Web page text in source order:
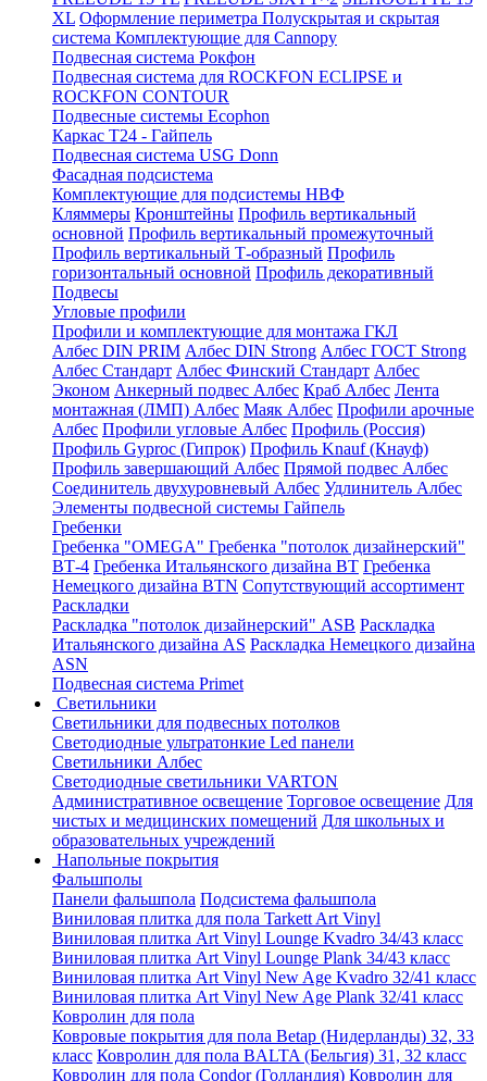
XL Оформление периметра Полускрытая и скрытая
система Комплектующие для Cannopy
Подвесная система Рокфон
Подвесная система для ROCKFON ECLIPSE и
ROCKFON CONTOUR
Подвесные системы Ecophon
Каркас Т24 - Гайпель
Подвесная система USG Donn
Фасадная подсистема
Комплектующие для подсистемы НВФ
Кляммеры Кронштейны Профиль вертикальный
основной Профиль вертикальный промежуточный
Профиль вертикальный Т-образный Профиль
горизонтальный основной Профиль декоративный
Подвесы
Угловые профили
Профили и комплектующие для монтажа ГКЛ
Албес DIN PRIM Албес DIN Strong Албес ГОСТ Strong
Албес Стандарт Албес Финский Стандарт Албес
Эконом Анкерный подвес Албес Краб Албес Лента
монтажная (ЛМП) Албес Маяк Албес Профили арочные
Албес Профили угловые Албес Профиль (Россия)
Профиль Gyproc (Гипрок) Профиль Knauf (Кнауф)
Профиль завершающий Албес Прямой подвес Албес
Соединитель двухуровневый Албес Удлинитель Албес
Элементы подвесной системы Гайпель
Гребенки
Гребенка "OMEGA" Гребенка "потолок дизайнерский"
ВТ-4 Гребенка Итальянского дизайна BT Гребенка
Немецкого дизайна ВТN Сопутствующий ассортимент
Раскладки
Раскладка "потолок дизайнерский" ASB Раскладка
Итальянского дизайна AS Раскладка Немецкого дизайна
АSN
Подвесная система Primet
Светильники
Светильники для подвесных потолков
Светодиодные ультратонкие Led панели
Светильники Албес
Светодиодные светильники VARTON
Административное освещение Торговое освещение Для
чистых и медицинских помещений Для школьных и
образовательных учреждений
Напольные покрытия
Фальшполы
Панели фальшпола Подсистема фальшпола
Виниловая плитка для пола Tarkett Art Vinyl
Виниловая плитка Art Vinyl Lounge Kvadro 34/43 класс
Виниловая плитка Art Vinyl Lounge Plank 34/43 класс
Виниловая плитка Art Vinyl New Age Kvadro 32/41 класс
Виниловая плитка Art Vinyl New Age Plank 32/41 класс
Ковролин для пола
Ковровые покрытия для пола Betap (Нидерланды) 32, 33
класс Ковролин для пола BALTA (Бельгия) 31, 32 класс
Ковролин для пола Condor (Голландия) Ковролин для